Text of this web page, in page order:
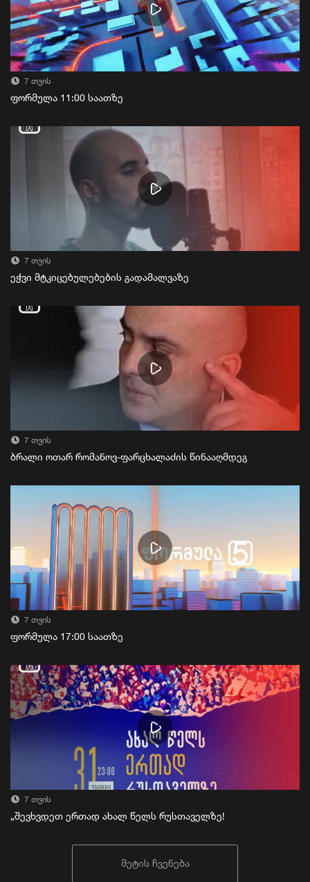
7 თვის
ფორმულა 11:00 საათზე
7 თვის
ეჭვი მტკიცებულებების გადამალვაზე
7 თვის
ბრალი ოთარ რომანოვ-ფარცხალაძის წინააღმდეგ
7 თვის
ფორმულა 17:00 საათზე
7 თვის
„შევხვდეთ ერთად ახალ წელს რუსთაველზე!
მეტის ჩვენება